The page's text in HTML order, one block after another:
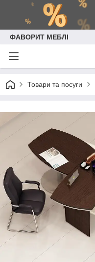
ФАВОРИТ МЕБЛІ
Товари та посуги